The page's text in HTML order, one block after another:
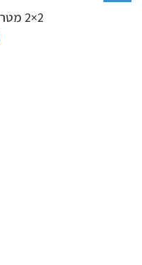
2×2 מטר גזיבו נייד – לבן